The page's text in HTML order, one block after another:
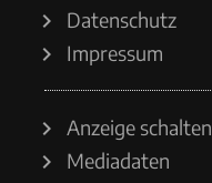
Datenschutz
Impressum
Anzeige schalten
Mediadaten